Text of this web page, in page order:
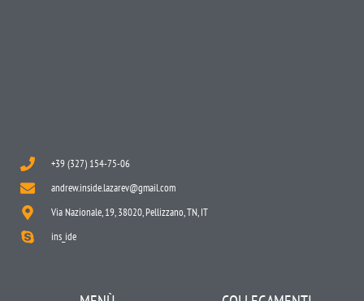
+39 (327) 154-75-06
andrew.inside.lazarev@gmail.com
Via Nazionale, 19, 38020, Pellizzano, TN, IT
ins_ide